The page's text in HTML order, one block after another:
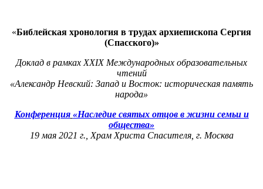
«Библейская хронология в трудах архиепископа Сергия
(Спасского)»
Доклад в рамках XXIХ Международных образовательных
чтений
«Александр Невский: Запад и Восток: историческая память
народа»
Конференция «Наследие святых отцов в жизни семьи и
общества»
19 мая 2021 г., Храм Христа Спасителя, г. Москва